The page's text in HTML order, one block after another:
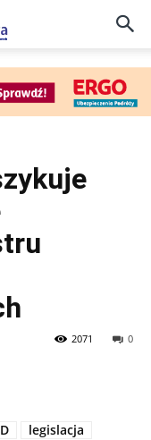
0
2071
legislacja